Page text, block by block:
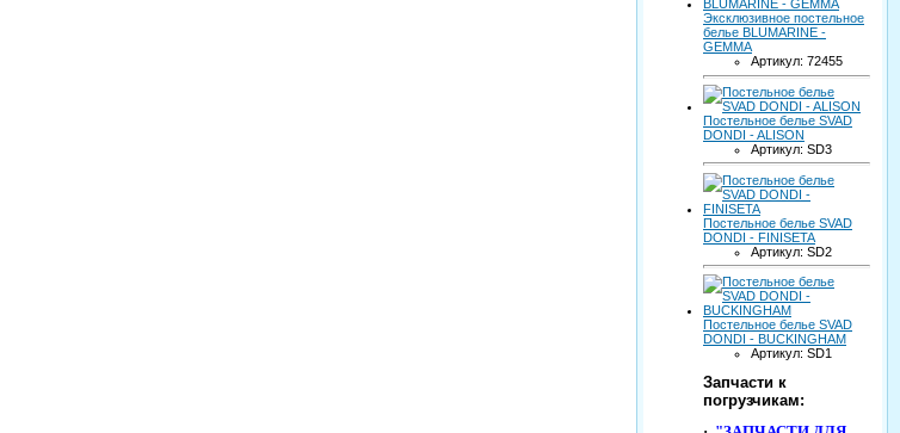
Эксклюзивное постельное
белье BLUMARINE -
GEMMA
Артикул: 72455
Постельное белье SVAD
DONDI - ALISON
Артикул: SD3
Постельное белье SVAD
DONDI - FINISETA
Артикул: SD2
Постельное белье SVAD
DONDI - BUCKINGHAM
Артикул: SD1
Запчасти к
погрузчикам: